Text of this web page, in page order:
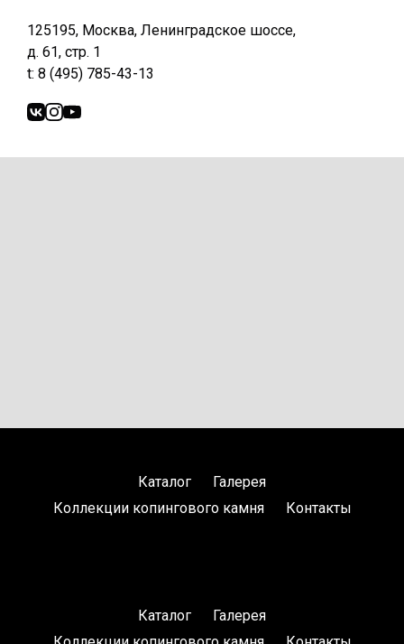
125195, Москва, Ленинградское шоссе,
д. 61, стр. 1
t: 8 (495) 785-43-13
Каталог
Галерея
Коллекции копингового камня
Контакты
Каталог
Галерея